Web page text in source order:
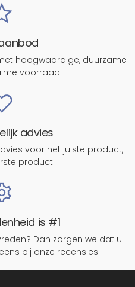
hoogwaardige, duurzame
voorraad!
advies
voor het juiste product,
product.
is #1
Dan zorgen we dat u
bij onze recensies!